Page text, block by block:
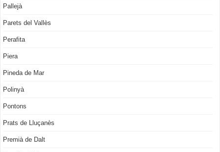
Pallejà
Parets del Vallès
Perafita
Piera
Pineda de Mar
Polinyà
Pontons
Prats de Lluçanès
Premià de Dalt